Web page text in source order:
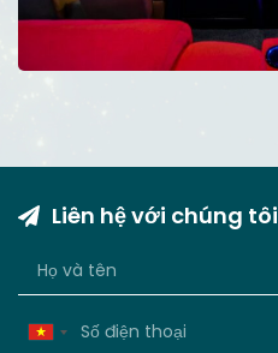
Liên hệ với chúng tôi
Vietnam